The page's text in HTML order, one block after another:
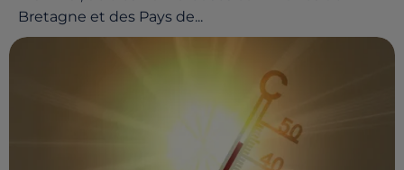
Bretagne et des Pays de...